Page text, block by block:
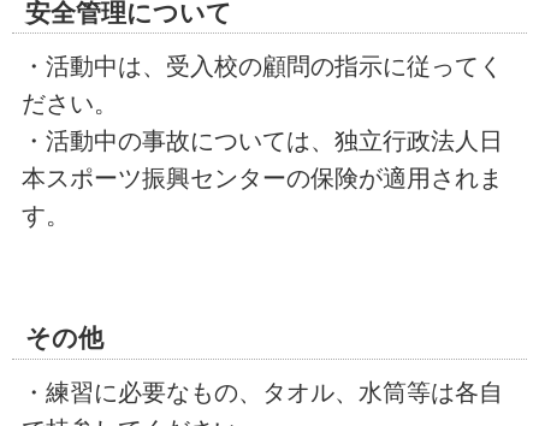
安全管理について
・活動中は、受入校の顧問の指示に従ってく
ださい。
・活動中の事故については、独立行政法人日
本スポーツ振興センターの保険が適用されま
す。
その他
・練習に必要なもの、タオル、水筒等は各自